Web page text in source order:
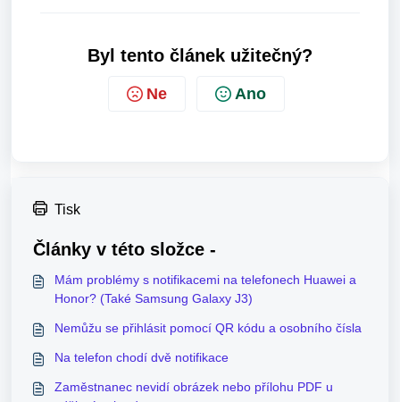
Byl tento článek užitečný?
Ne Ano
Tisk
Články v této složce -
Mám problémy s notifikacemi na telefonech Huawei a
Honor? (Také Samsung Galaxy J3)
Nemůžu se přihlásit pomocí QR kódu a osobního čísla
Na telefon chodí dvě notifikace
Zaměstnanec nevidí obrázek nebo přílohu PDF u